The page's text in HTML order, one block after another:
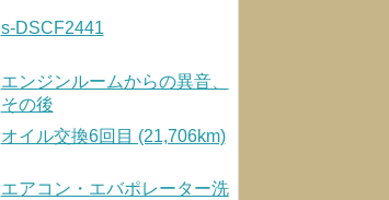
s-DSCF2441
エンジンルームからの異音、
その後
オイル交換6回目 (21,706km)
エアコン・エバポレーター洗